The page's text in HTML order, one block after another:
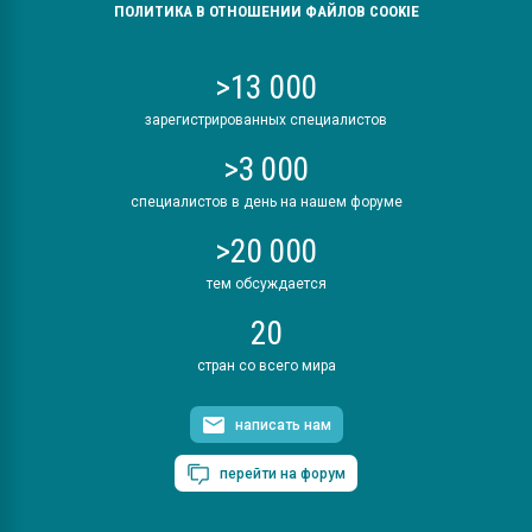
ПОЛИТИКА В ОТНОШЕНИИ ФАЙЛОВ COOKIE
>13 000
зарегистрированных специалистов
>3 000
специалистов в день на нашем форуме
>20 000
тем обсуждается
20
стран со всего мира
написать нам
перейти на форум